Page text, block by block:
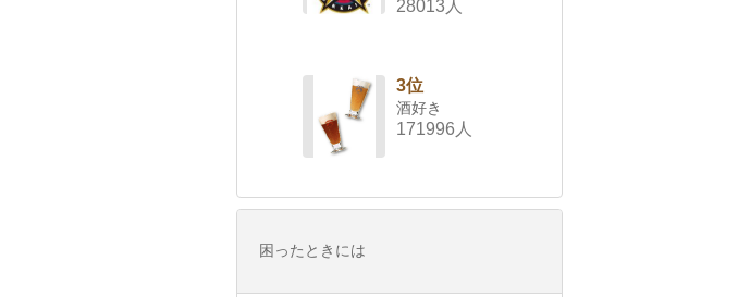
28013人
3位
酒好き
171996人
困ったときには